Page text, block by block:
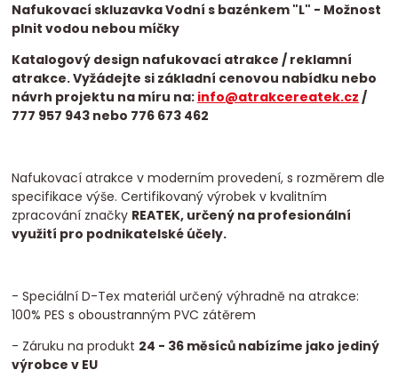
Nafukovací skluzavka Vodní s bazénkem "L" - Možnost
plnit vodou nebou míčky
Katalogový design nafukovací atrakce / reklamní
atrakce. Vyžádejte si základní cenovou nabídku nebo
návrh projektu na míru na: info@atrakcereatek.cz /
777 957 943 nebo 776 673 462
Nafukovací atrakce v moderním provedení, s rozměrem dle
specifikace výše. Certifikovaný výrobek v kvalitním
zpracování značky REATEK, určený na profesionální
využití pro podnikatelské účely.
- Speciální D-Tex materiál určený výhradně na atrakce:
100% PES s oboustranným PVC zátěrem
- Záruku na produkt 24 - 36 měsíců nabízíme jako jediný
výrobce v EU